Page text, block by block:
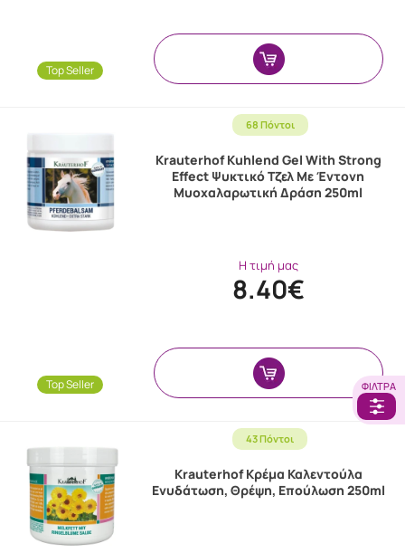
ΦΊΛΤΡΑ
Top Seller
68 Πόντοι
Top Seller
Krauterhof Kuhlend Gel With Strong
Effect Ψυκτικό Τζελ Με Έντονη
Μυοχαλαρωτική Δράση 250ml
Η τιμή μας
8.40€
43 Πόντοι
Krauterhof Κρέμα Καλεντούλα
Ενυδάτωση, Θρέψη, Επούλωση 250ml